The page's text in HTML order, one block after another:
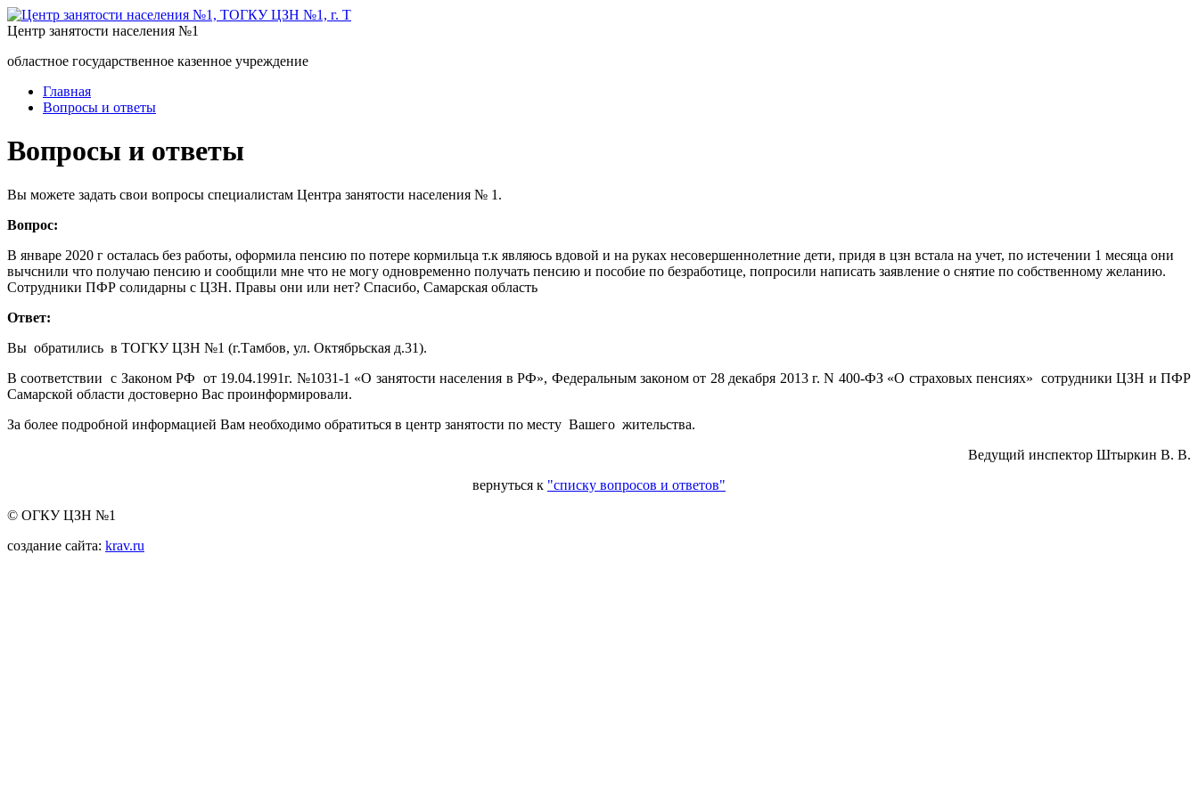
Центр занятости населения №1
областное государственное казенное учреждение
Главная
Вопросы и ответы
Вопросы и ответы
Вы можете задать свои вопросы специалистам Центра занятости населения № 1.
Вопрос:
В январе 2020 г осталась без работы, оформила пенсию по потере кормильца т.к являюсь вдовой и на руках несовершеннолетние дети, придя в цзн встала на учет, по истечении 1 месяца они
вычснили что получаю пенсию и сообщили мне что не могу одновременно получать пенсию и пособие по безработице, попросили написать заявление о снятие по собственному желанию.
Сотрудники ПФР солидарны с ЦЗН. Правы они или нет? Спасибо, Самарская область
Ответ:
Вы обратились в ТОГКУ ЦЗН №1 (г.Тамбов, ул. Октябрьская д.31).
В соответствии с Законом РФ от 19.04.1991г. №1031-1 «О занятости населения в РФ», Федеральным законом от 28 декабря 2013 г. N 400-ФЗ «О страховых пенсиях» сотрудники ЦЗН и ПФР
Самарской области достоверно Вас проинформировали.
За более подробной информацией Вам необходимо обратиться в центр занятости по месту Вашего жительства.
Ведущий инспектор Штыркин В. В.
вернуться к "списку вопросов и ответов"
© ОГКУ ЦЗН №1
создание сайта: krav.ru